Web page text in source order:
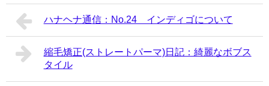
ハナヘナ通信：No.24 インディゴについて
縮毛矯正(ストレートパーマ)日記：綺麗なボブス
タイル